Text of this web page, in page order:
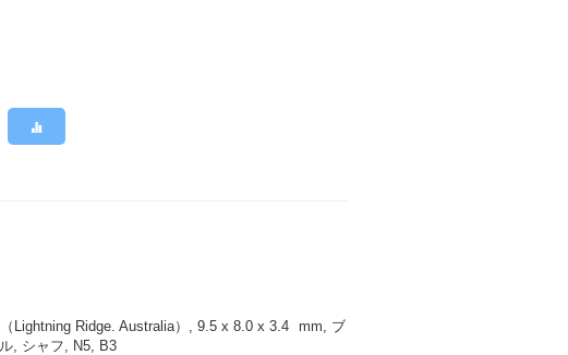
（Lightning Ridge. Australia）, 9.5 x 8.0 x 3.4 mm , ブ
, シャフ, N5, B3